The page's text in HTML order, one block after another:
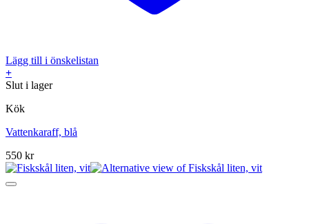
Lägg till i önskelistan
+
Slut i lager
Kök
Vattenkaraff, blå
550 kr